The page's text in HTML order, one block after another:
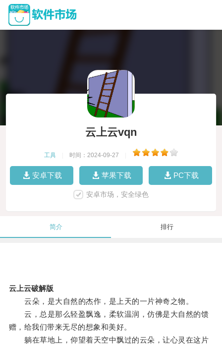
云上云vqn
工具 时间：2024-09-27
安卓下载 苹果下载 PC下载
安卓市场，安全绿色
简介 排行
云上云破解版
云朵，是大自然的杰作，是上天的一片神奇之物。
云，总是那么轻盈飘逸，柔软温润，仿佛是大自然的馈
赠，给我们带来无尽的想象和美好。
躺在草地上，仰望着天空中飘过的云朵，让心灵在这片